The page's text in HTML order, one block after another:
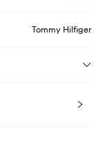
Tommy Hilfiger